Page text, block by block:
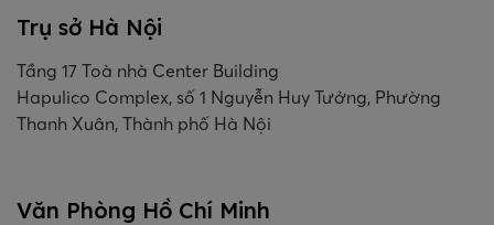
Trụ sở Hà Nội
Tầng 17 Toà nhà Center Building
Hapulico Complex, số 1 Nguyễn Huy Tưởng, Phường
Thanh Xuân, Thành phố Hà Nội
Văn Phòng Hồ Chí Minh